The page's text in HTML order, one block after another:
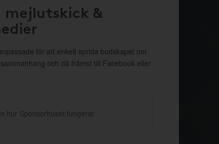
&
för att enkelt sprida budskapet om
och då främst till Facebook eller
hur Sponsorhuset fungerar